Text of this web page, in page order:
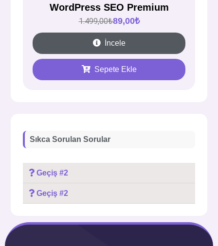
WordPress SEO Premium
1.499,00₺89,00₺
İncele
Sepete Ekle
Sıkca Sorulan Sorular
Geçiş #2
Geçiş #2